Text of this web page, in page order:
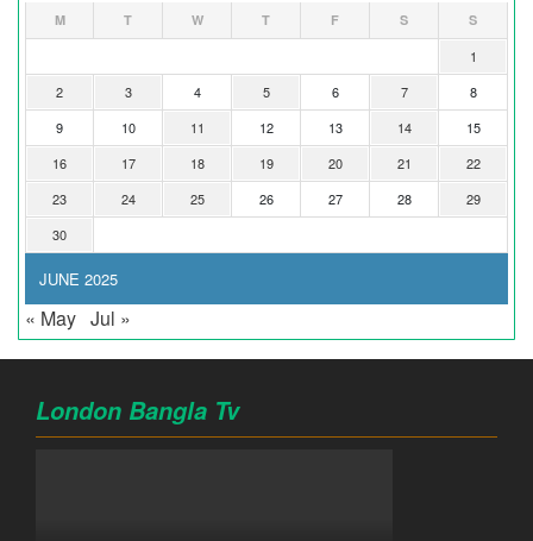
JUNE 2025
M T W T F S S
1
2
3 4 5 6 7
8
9
10 11 12 13 14
15
16
17 18 19 20 21
22
23
24 25 26 27 28
29
30
« May Jul »
London Bangla Tv